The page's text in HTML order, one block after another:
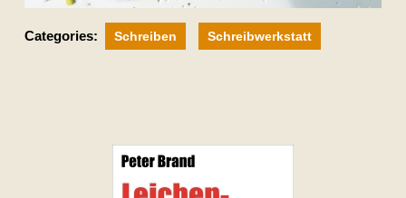
Categories: Schreiben Schreibwerkstatt